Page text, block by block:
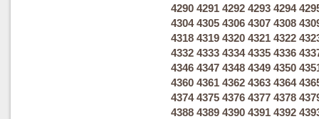
4290 4291 4292 4293 4294
4304 4305 4306 4307 4308
4318 4319 4320 4321 4322
4332 4333 4334 4335 4336
4346 4347 4348 4349 4350
4360 4361 4362 4363 4364
4374 4375 4376 4377 4378
4388 4389 4390 4391 4392